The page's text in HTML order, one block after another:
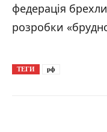
федерація
розробки
ТЕГИ рф